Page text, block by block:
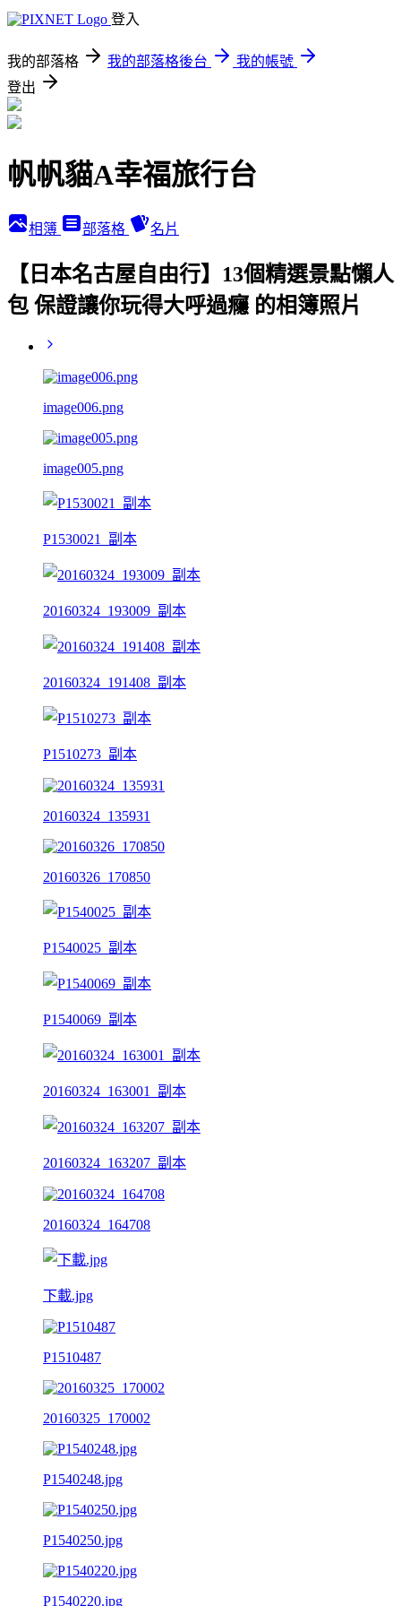
登入
我的部落格 我的部落格後台
我的帳號
登出
帆帆貓A幸福旅行台
相簿 部落格 名片
【日本名古屋自由行】13個精選景點懶人
包 保證讓你玩得大呼過癮 的相簿照片
image006.png
image005.png
P1530021_副本
20160324_193009_副本
20160324_191408_副本
P1510273_副本
20160324_135931
20160326_170850
P1540025_副本
P1540069_副本
20160324_163001_副本
20160324_163207_副本
20160324_164708
下載.jpg
P1510487
20160325_170002
P1540248.jpg
P1540250.jpg
P1540220.jpg